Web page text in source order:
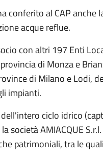
conferito al CAP anche
acque reflue.
con altri 197 Enti
di Monza e
di Milano e Lodi,
impianti.
ciclo idrico
società AMIACQUE
patrimoniali, tra le quali